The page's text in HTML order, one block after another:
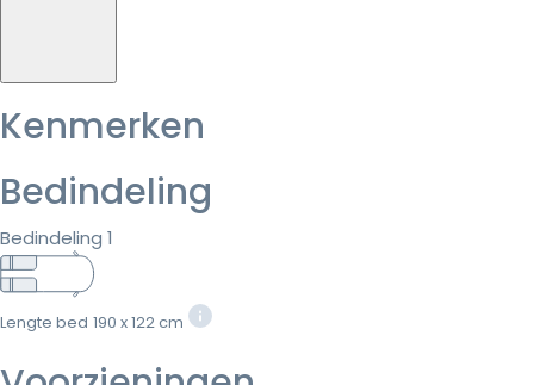
Kenmerken
Bedindeling
Bedindeling 1
Lengte bed 190 x 122 cm